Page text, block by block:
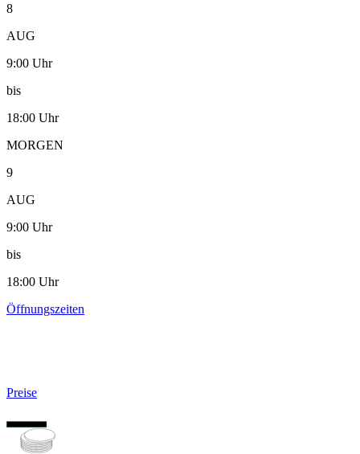
8
AUG
9:00 Uhr
bis
18:00 Uhr
MORGEN
9
AUG
9:00 Uhr
bis
18:00 Uhr
Öffnungszeiten
Preise